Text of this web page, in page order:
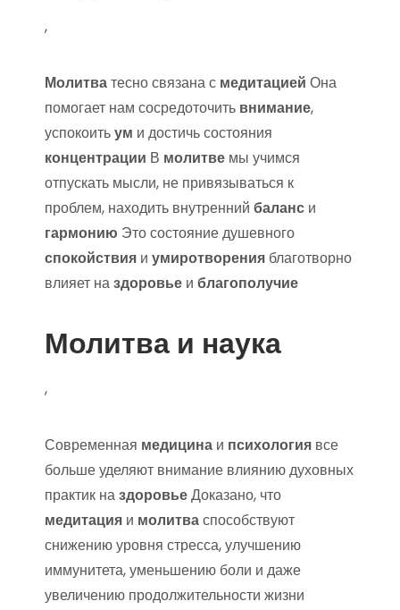
,
Молитватесно связана с медитацией Она
помогает нам сосредоточить внимание,
успокоитьум и достичь состояния
концентрации В молитве мы учимся
отпускать мысли, не привязываться к
проблем, находить внутренний баланс и
гармонию Это состояние душевного
спокойствия и умиротворения благотворно
влияет наздоровье и благополучие
Молитва и наука
,
Современная медицина и психология все
больше уделяют внимание влиянию духовных
практик наздоровьеДоказано, что
медитация и молитваспособствуют
снижению уровня стресса, улучшению
иммунитета, уменьшению боли и даже
увеличению продолжительности жизни